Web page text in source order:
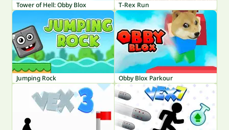
Tower of Hell: Obby Blox T-Rex Run
Jumping Rock Obby Blox Parkour